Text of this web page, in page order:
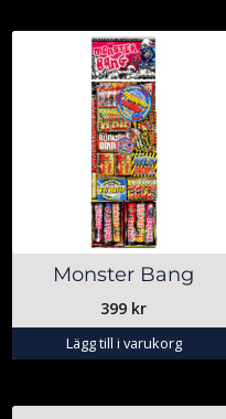
Monster Bang
399 kr
Lägg till i varukorg